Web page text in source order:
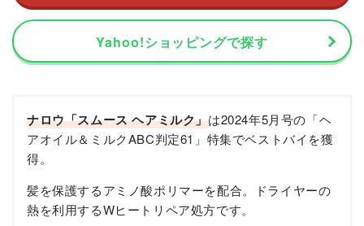
Yahoo!ショッピングで探す
ナロウ「スムース ヘアミルク」は2024年5月号の「ヘ
アオイル＆ミルクABC判定61」特集でベストバイを獲
得。
髪を保護するアミノ酸ポリマーを配合。ドライヤーの
熱を利用するWヒートリペア処方です。